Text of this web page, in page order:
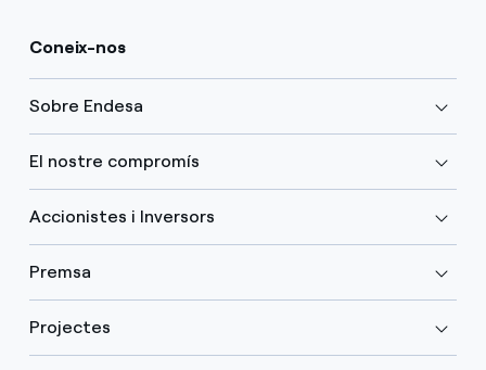
Coneix-nos
Sobre Endesa
El nostre compromís
Accionistes i Inversors
Premsa
Projectes